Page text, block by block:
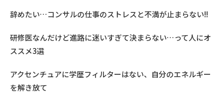
辞めたい…コンサルの仕事のストレスと不満が止まらない!!
研修医なんだけど進路に迷いすぎて決まらない…って人にオ
ススメ3選
アクセンチュアに学歴フィルターはない、自分のエネルギー
を解き放て